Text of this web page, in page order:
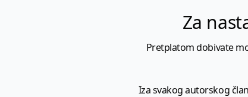
Za
Pretplatom dobivate
Iza svakog autorskog